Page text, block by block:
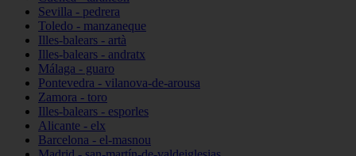
Sevilla - pedrera
Toledo - manzaneque
Illes-balears - artà
Illes-balears - andratx
Málaga - guaro
Pontevedra - vilanova-de-arousa
Zamora - toro
Illes-balears - esporles
Alicante - elx
Barcelona - el-masnou